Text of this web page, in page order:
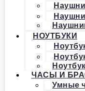
НОУТБУКИ
ЧАСЫ И
Умные